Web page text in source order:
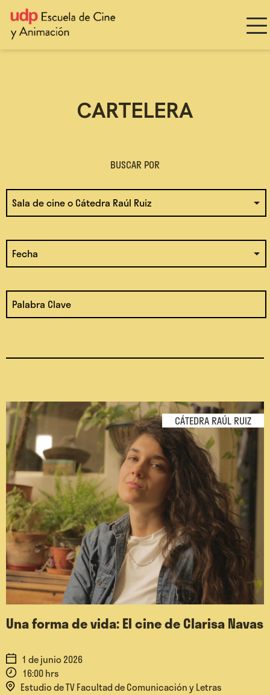
CARTELERA
BUSCAR POR
CÁTEDRA RAÚL RUIZ
Una forma de vida: El cine de Clarisa Navas
1 de junio 2026
16:00 hrs
Estudio de TV Facultad de Comunicación y Letras